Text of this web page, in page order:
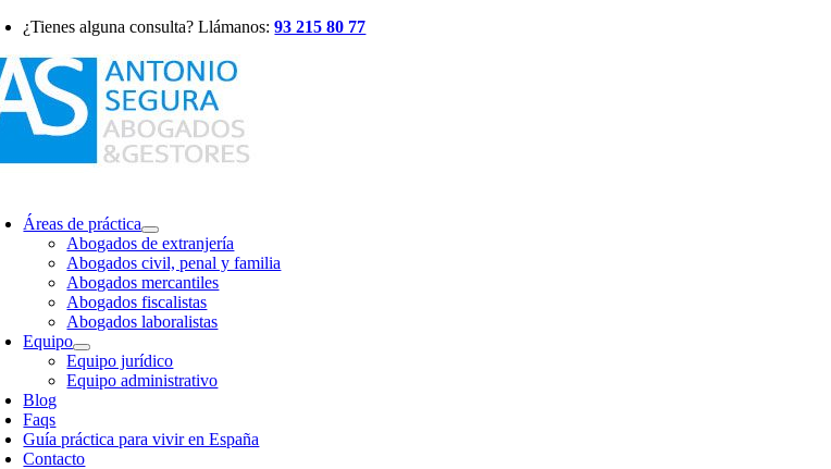
Saltar
contenido
¿Tienes alguna consulta? Llámanos:93 215 80 77
Áreas de práctica
Abogados de extranjería
Abogados civil, penal y familia
Abogados mercantiles
Abogados fiscalistas
Abogados laboralistas
Equipo
Equipo jurídico
Equipo administrativo
Blog
Faqs
Guía práctica para vivir en España
Contacto